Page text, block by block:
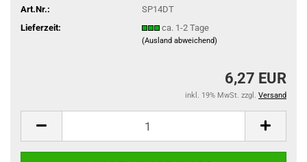
Art.Nr.:
SP14DT
Lieferzeit:
ca. 1-2 Tage
(Ausland abweichend)
6,27 EUR
inkl. 19% MwSt. zzgl. Versand